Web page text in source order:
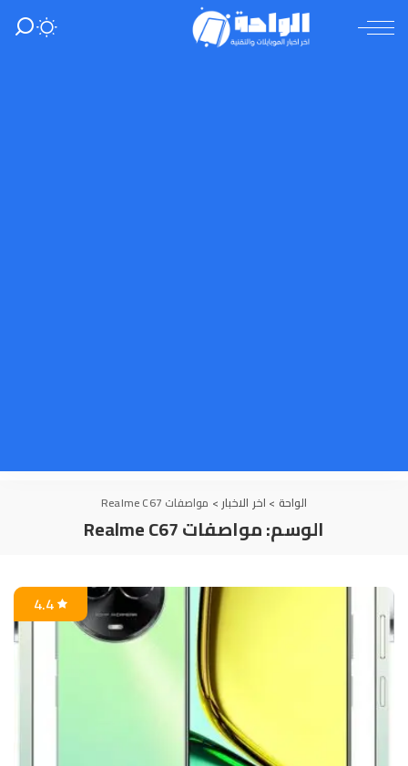
الواحة > اخر الاخبار > مواصفات Realme C67
الوسم:مواصفات Realme C67
4.4